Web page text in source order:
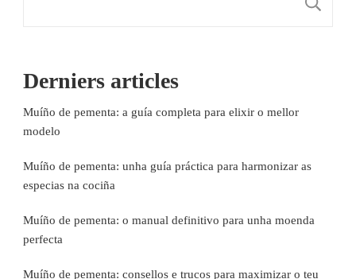
Derniers articles
Muíño de pementa: a guía completa para elixir o mellor
modelo
Muíño de pementa: unha guía práctica para harmonizar as
especias na cociña
Muíño de pementa: o manual definitivo para unha moenda
perfecta
Muíño de pementa: consellos e trucos para maximizar o teu